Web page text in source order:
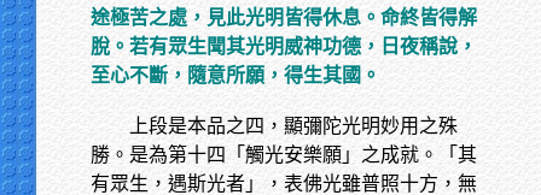
途極苦之處，見此光明皆得休息。命終皆得解
脫。若有眾生聞其光明威神功德，日夜稱說，
至心不斷，隨意所願，得生其國。
上段是本品之四，顯彌陀光明妙用之殊
勝。是為第十四「觸光安樂願」之成就。「其
有眾生，遇斯光者」，表佛光雖普照十方，無